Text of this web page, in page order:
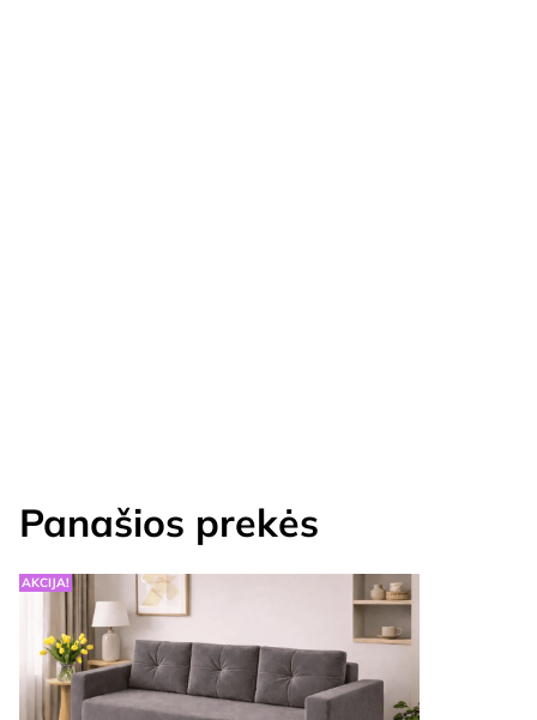
Panašios prekės
AKCIJA!